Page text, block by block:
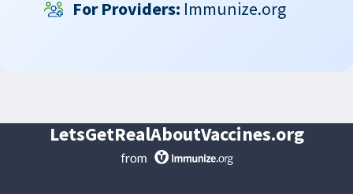
For Providers: Immunize.org
LetsGetRealAboutVaccines.org